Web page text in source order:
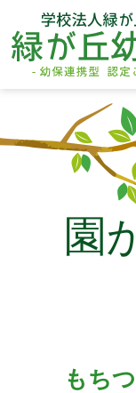
園
もち